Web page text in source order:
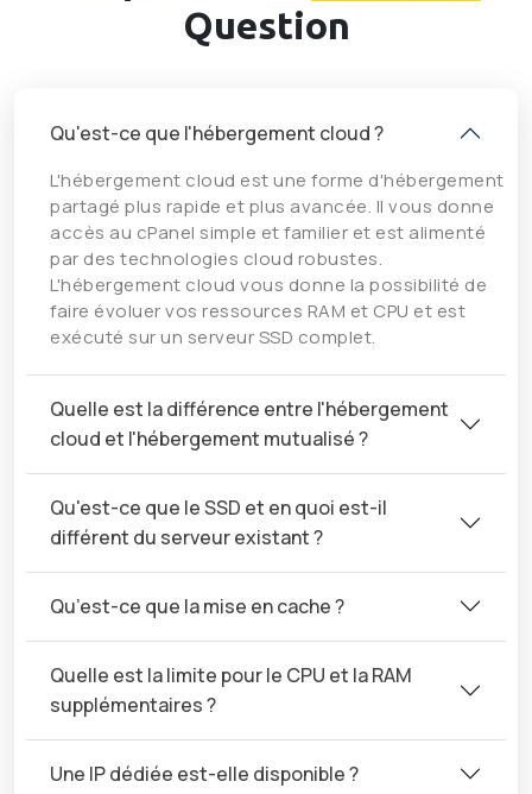
Question
Qu'est-ce que l'hébergement cloud ?
L'hébergement cloud est une forme d'hébergement
partagé plus rapide et plus avancée. Il vous donne
accès au cPanel simple et familier et est alimenté
par des technologies cloud robustes.
L'hébergement cloud vous donne la possibilité de
faire évoluer vos ressources RAM et CPU et est
exécuté sur un serveur SSD complet.
Quelle est la différence entre l'hébergement
cloud et l'hébergement mutualisé ?
Qu'est-ce que le SSD et en quoi est-il
différent du serveur existant ?
Qu’est-ce que la mise en cache ?
Quelle est la limite pour le CPU et la RAM
supplémentaires ?
Une IP dédiée est-elle disponible ?